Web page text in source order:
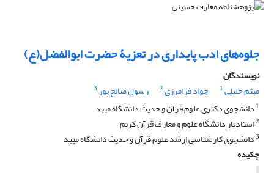
جلوه‌های ادب پایداری در تعزیۀ حضرت ابوالفضل(ع)
نویسندگان
میثم خلیلی1 جواد فرامرزی2 رسول صالح پور3
1 دانشجوی دکتری علوم قرآن و حدیث دانشگاه میبد
2استادیار دانشگاه علوم و معارف قرآن کریم
3دانشجوی کارشناسی ارشد علوم قرآن و حدیث دانشگاه میبد
چکیده